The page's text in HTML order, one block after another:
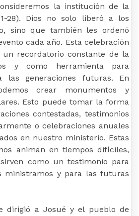
la institución de la
28). Dios no solo liberó a los
sino que también les ordenó
cada año. Esta celebración
recordatorio constante de la
y como herramienta para
generaciones futuras. En
crear monumentos y
Esto puede tomar la forma
contestadas, testimonios
o celebraciones anuales
en nuestro ministerio. Estas
animan en tiempos difíciles,
como un testimonio para
ministramos y para las futuras
dirigió a Josué y el pueblo de